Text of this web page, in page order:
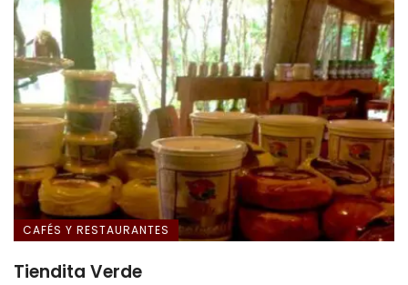
CAFÉS Y RESTAURANTES
Tiendita Verde